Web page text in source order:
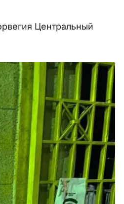
Центральный